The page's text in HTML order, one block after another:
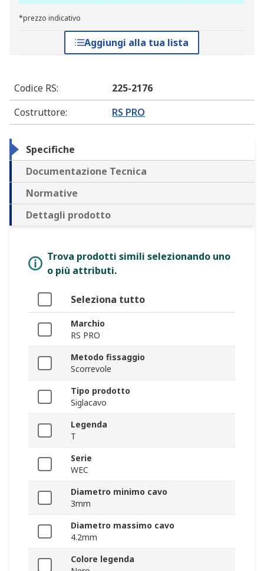
*prezzo indicativo
Aggiungi alla tua lista
Codice RS:
225-2176
Costruttore: RS PRO
Specifiche
Documentazione Tecnica
Normative
Dettagli prodotto
Trova prodotti simili selezionando uno
o più attributi.
Seleziona tutto
Marchio
RS PRO
Metodo fissaggio
Scorrevole
Tipo prodotto
Siglacavo
Legenda
T
Serie
WEC
Diametro minimo cavo
3mm
Diametro massimo cavo
4.2mm
Colore legenda